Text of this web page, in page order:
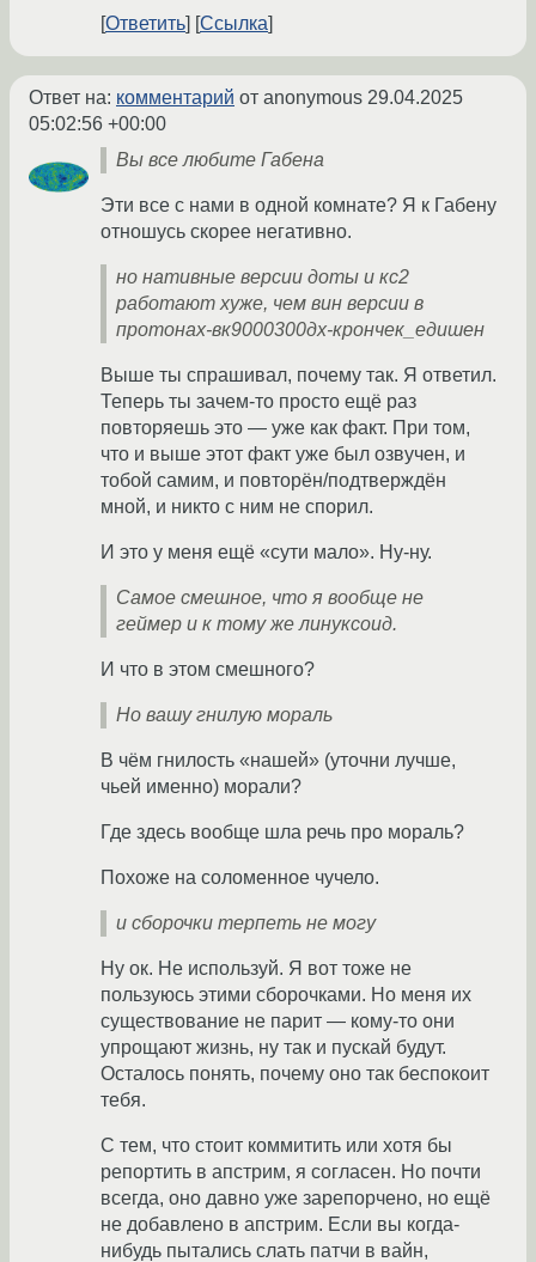
Ответить
Ссылка
Ответ на: комментарий от anonymous 29.04.2025
05:02:56 +00:00
Вы все любите Габена
Эти все с нами в одной комнате? Я к Габену
отношусь скорее негативно.
но нативные версии доты и кс2
работают хуже, чем вин версии в
протонах-вк9000300дх-крончек_едишен
Выше ты спрашивал, почему так. Я ответил.
Теперь ты зачем-то просто ещё раз
повторяешь это — уже как факт. При том,
что и выше этот факт уже был озвучен, и
тобой самим, и повторён/подтверждён
мной, и никто с ним не спорил.
И это у меня ещё «сути мало». Ну-ну.
Самое смешное, что я вообще не
геймер и к тому же линуксоид.
И что в этом смешного?
Но вашу гнилую мораль
В чём гнилость «нашей» (уточни лучше,
чьей именно) морали?
Где здесь вообще шла речь про мораль?
Похоже на соломенное чучело.
и сборочки терпеть не могу
Ну ок. Не используй. Я вот тоже не
пользуюсь этими сборочками. Но меня их
существование не парит — кому-то они
упрощают жизнь, ну так и пускай будут.
Осталось понять, почему оно так беспокоит
тебя.
С тем, что стоит коммитить или хотя бы
репортить в апстрим, я согласен. Но почти
всегда, оно давно уже зарепорчено, но ещё
не добавлено в апстрим. Если вы когда-
нибудь пытались слать патчи в вайн,